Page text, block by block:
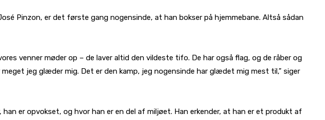
Pinzon, er det første gang nogensinde, at han bokser på hjemmebane. Altså sådan
venner møder op – de laver altid den vildeste tifo. De har også flag, og de råber og
jeg glæder mig. Det er den kamp, jeg nogensinde har glædet mig mest til,” siger
er opvokset, og hvor han er en del af miljøet. Han erkender, at han er et produkt af